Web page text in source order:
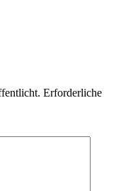
Erforderliche